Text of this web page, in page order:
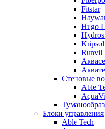
Fitstar
Hugo
Kripsol
Runvil
Стеновые
Able
Блоки управления
Able Tech